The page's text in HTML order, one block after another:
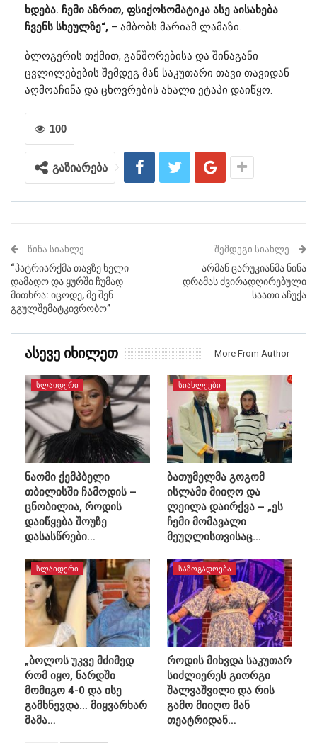
ხდება. ჩემი აზრით, ფსიქოსომატიკა ასე აისახება
ჩვენს სხეულზე“, – ამბობს მარიამ ლამაზი.
ბლოგერის თქმით, განშორებისა და შინაგანი
ცვლილებების შემდეგ მან საკუთარი თავი თავიდან
აღმოაჩინა და ცხოვრების ახალი ეტაპი დაიწყო.
100
გაზიარება
ᲬᲘᲜᲐ ᲡᲘᲐᲮᲚᲔ
“პატრიარქმა თავზე ხელი
დამადო და ყურში ჩუმად
მითხრა: იცოდე, მე შენ
გგულშემატკივრობო”
ᲨᲔᲛᲓᲔᲒᲘ ᲡᲘᲐᲮᲚᲔ
არმან ცარუკიანმა ნინა
დრამას ძვირადღირებული
საათი აჩუქა
Ასევე Იხილეთ More From Author
ᲡᲚᲐᲘᲓᲔᲠᲘ
ნაომი ქემპბელი
თბილისში ჩამოდის –
ცნობილია, როდის
დაიწყება შოუზე
დასასწრები…
ᲡᲘᲐᲮᲚᲔᲔᲑᲘ
ბათუმელმა გოგომ
ისლამი მიიღო და
ლეილა დაირქვა – „ეს
ჩემი მომავალი
მეუღლისთვისაც…
ᲡᲚᲐᲘᲓᲔᲠᲘ
„ბოლოს უკვე მძიმედ
რომ იყო, ნარდში
მომიგო 4-0 და ისე
გამხნევდა… მიყვარხარ
მამა…
ᲡᲐᲖᲝᲒᲐᲓᲝᲔᲑᲐ
როდის მიხვდა საკუთარ
სიძლიერეს გიორგი
შალვაშვილი და რის
გამო მიიღო მან
თეატრიდან…